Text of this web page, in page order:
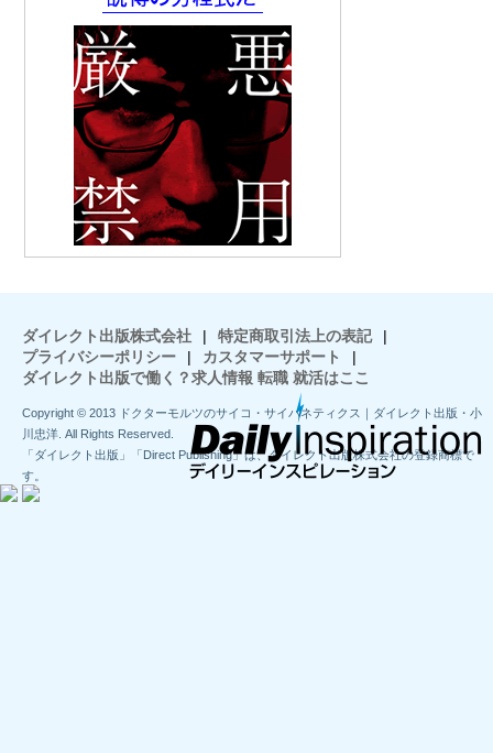
ダイレクト出版株式会社 | 特定商取引法上の表記
|
プライバシーポリシー
| カスタマーサポート
|
ダイレクト出版で働く？求人情報 転職 就活はここ
Copyright © 2013 ドクターモルツのサイコ・サイバネティクス｜ダイレクト出版・小
川忠洋. All Rights Reserved.
「ダイレクト出版」「Direct Publishing」は、ダイレクト出版株式会社の登録商標で
す。